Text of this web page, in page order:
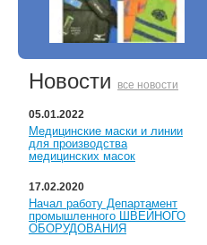
Новости все новости
05.01.2022
Медицинские маски и линии
для производства
медицинских масок
17.02.2020
Начал работу Департамент
промышленного ШВЕЙНОГО
ОБОРУДОВАНИЯ